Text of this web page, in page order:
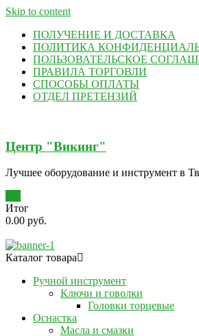
Skip to content
ПОЛУЧЕНИЕ И ДОСТАВКА
ПОЛИТИКА
ПОЛЬЗОВАТЕЛЬСКОЕ
ПРАВИЛА ТОРГОВЛИ
СПОСОБЫ ОПЛАТЫ
ОТДЕЛ ПРЕТЕНЗИЙ
Центр "Викинг"
Лучшее оборудование и инструмент в
Итог
0.00 руб.
Каталог товара
Ручной инструмент
Ключи и говолки
Головки торцевые
Оснастка
Масла и смазки